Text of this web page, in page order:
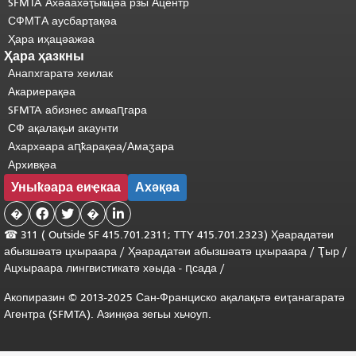
SFMTA Ахәаахәҭыҩцәа рзы Ацентр
СФМТА аусбарҭақәа
Ҳара иҳацәажәа
Ҳара ҳазкны
Анапхгаратә хеилак
Акариерақәа
SFMTA абизнес амҩаԥгара
СФ ақалақьи акаунти
Ахархәара аԥҟарақәа/Амаӡара
Архивқәа
Уныҟәара еиҿкаа Ахәқәа
�   � 
☎ 311 ( Outside SF 415.701.2311; TTY 415.701.2323) Ҳәарадатәи
абызшәатә цхыраара / Ҳәарадатәи абызшәатә цхыраара / Ҭыр /
Ацхыраара лингвистикатә хәыда - ԥсада /
Акопиразин © 2013-2025 Сан-Франциско ақалақьтә еиҭанагаратә
Агентра (SFMTA). Азинқәа зегьы хьчоуп.